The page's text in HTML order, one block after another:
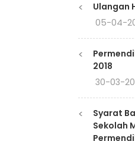
<
Ulangan
05-04-
<
2018
30-03-
<
Syarat
Sekolah